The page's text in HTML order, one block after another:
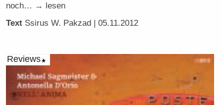
noch… → lesen
Text Ssirus W. Pakzad | 05.11.2012
Reviews